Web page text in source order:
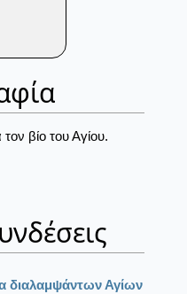
βίο του Αγίου.
διαλαμψάντων Αγίων